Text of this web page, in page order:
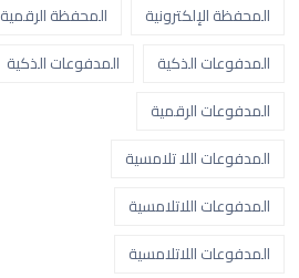
المحفظة الإلكترونية
المحفظة الرقمية
المدفوعات الذكية
المدفوعات الذكية
المدفوعات الرقمية
المدفوعات اللا تلامسية
المدفوعات اللاتلامسية
المدفوعات اللاتلامسية